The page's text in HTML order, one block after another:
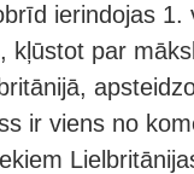
ierindojas
kļūstot par
ir viens no